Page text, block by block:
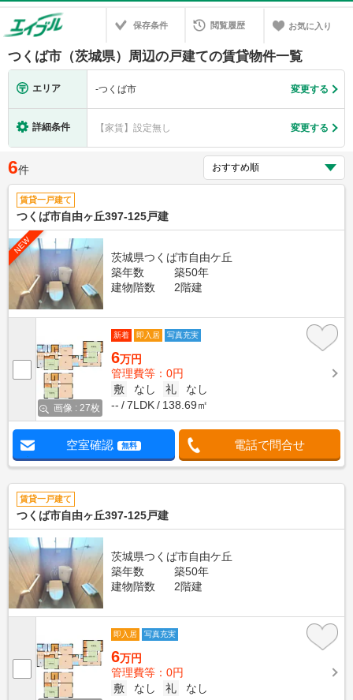
保存条件 閲覧履歴 お気に入り
つくば市（茨城県）周辺の戸建ての賃貸物件一覧
エリア -つくば市 変更する
詳細条件 【家賃】設定無し 変更する
6件
賃貸一戸建て
つくば市自由ヶ丘397-125戸建
NEW
茨城県つくば市自由ケ丘
築年数
築50年
建物階数
2階建
画像 : 27枚
新着 即入居 写真充実
6万円
管理費等：0円
敷
なし 礼
なし
--
7LDK 138.69㎡
空室確認 無料 電話で問合せ
賃貸一戸建て
つくば市自由ヶ丘397-125戸建
茨城県つくば市自由ケ丘
築年数
築50年
建物階数
2階建
即入居 写真充実
6万円
管理費等：0円
敷
なし 礼
なし